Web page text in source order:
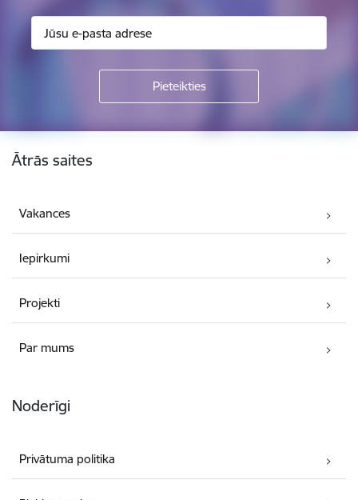
Kājene
Ātrās saites
Vakances
Iepirkumi
Projekti
Par mums
Noderīgi
Privātuma politika